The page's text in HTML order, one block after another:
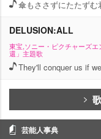
傘もささずにたたずむ
DELUSION:ALL
東宝,ソニー・ピクチャーズ
還」主題歌
They'll conquer us if
芸能人事典